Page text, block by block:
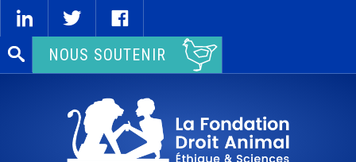
Rechercher :NOUS SOUTENIR